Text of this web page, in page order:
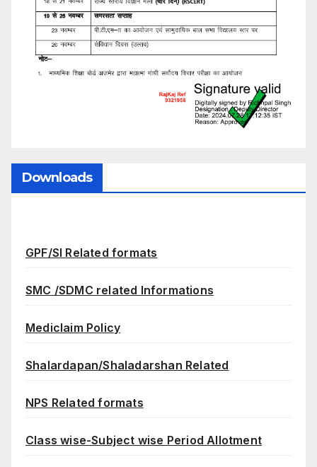
Downloads
GPF/SI Related formats
SMC /SDMC related Informations
Mediclaim Policy
Shalardapan/Shaladarshan Related
NPS Related formats
Class wise-Subject wise Period Allotment